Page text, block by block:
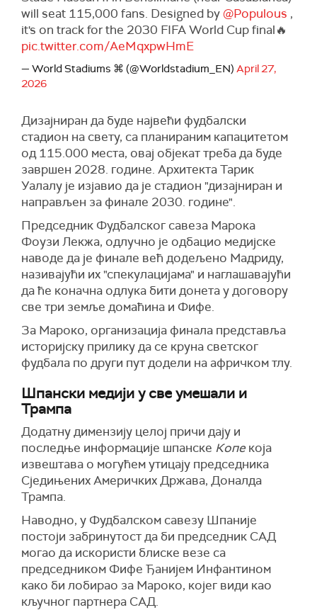
will seat 115,000 fans. Designed by @Populous ,
it's on track for the 2030 FIFA World Cup final🔥
pic.twitter.com/AeMqxpwHmE
— World Stadiums ⌘ (@Worldstadium_EN) April 27,
2026
Дизајниран да буде највећи фудбалски
стадион на свету, са планираним капацитетом
од 115.000 места, овај објекат треба да буде
завршен 2028. године. Архитекта Тарик
Уалалу је изјавио да је стадион "дизајниран и
направљен за финале 2030. године".
Председник Фудбалског савеза Марока
Фоузи Лекжа, одлучно је одбацио медијске
наводе да је финале већ додељено Мадриду,
називајући их "спекулацијама" и наглашавајући
да ће коначна одлука бити донета у договору
све три земље домаћина и Фифе.
За Мароко, организација финала представља
историјску прилику да се круна светског
фудбала по други пут додели на афричком тлу.
Шпански медији у све умешали и
Трампа
Додатну димензију целој причи дају и
последње информације шпанске Копекоја
извештава о могућем утицају председника
Сједињених Америчких Држава, Доналда
Трампа.
Наводно, у Фудбалском савезу Шпаније
постоји забринутост да би председник САД
могао да искористи блиске везе са
председником Фифе Ђанијем Инфантином
како би лобирао за Мароко, којег види као
кључног партнера САД.